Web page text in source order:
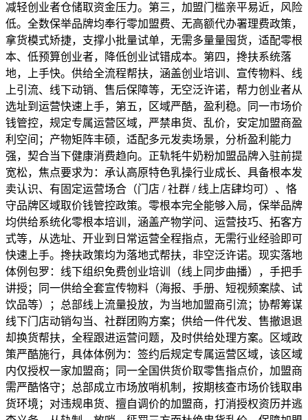
减轻创业者仓储取资金压力。第三，加盟门槛亲平易近，风险
低。全数保举品牌均奉行零加盟费、无高额代办署理费政策，
拿货模式矫捷，支撑小批量试单，无需多量量囤货，适配零根
本、低预算创业者，降低创业试错成本。第四，搀扶系统落
地，上手快。供给全流程帮扶，涵盖创业培训、宣传物料、线
上引流、线下动销、售后保障等，无空泛许诺，帮力创业者从
选址到运营快速上手，第五，区域严酷，盈利稳。同一市场价
钱管控，规定专属运营区域，严禁串货、乱价，安定加盟商盈
利空间；产物矩阵丰硕，适配多元发卖场景，分析盈利能力
强，契合当下健康消费趋向。正轨牦牛奶粉加盟品牌入驻前提
宽松，焦点要求为：承认高原特色乳操行业成长、具备根本发
卖认识、有固定运营场合（门店 / 社群 / 线上店肆均可）、恪
守品牌区域取价钱管控政策。零根本完全能够入局，保举品牌
均供给系统化零根本培训，涵盖产物学问、运营技巧、拓客方
式等，从选址、开业到日常运营全程指点，无需行业经验即可
快速上手。搀扶政策均为落地式帮扶，非空泛许诺。现实落地
体例包罗：线下组织免费创业培训（线上同步曲播），手把手
讲授；同一供给全套宣传物料（海报、手册、短视频案牍、试
饮品等）；总部线上流量投放，为当地加盟商引流；协帮筹谋
线下门店动销勾当、社群团购方案；供给一件代发、售撤退退
却换货帮扶，全程跟进运营问题，及时供给处理方案。区域政
策严酷施行，具体体例为：签约后规定专属运营区域，该区域
内仅授权一家加盟商；同一全国供货价取零售指点价，加盟商
需严酷恪守；总部成立市场放哨机制，按期核查市场价钱取串
货环境；对违规串货、擅自调价的加盟商，打消授权资历并逃